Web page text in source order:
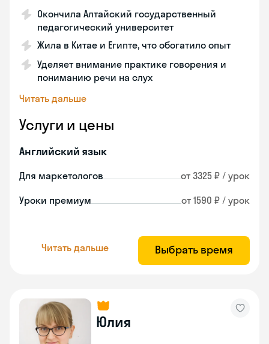
Окончила Алтайский государственный
педагогический университет
Жила в Китае и Египте, что обогатило опыт
Уделяет внимание практике говорения и
пониманию речи на слух
Читать дальше
Услуги и цены
Английский язык
Для маркетологов от 3325 ₽ / урок
Уроки премиум от 1590 ₽ / урок
Читать дальше Выбрать время
Юлия